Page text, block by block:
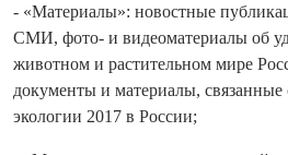
- «Материалы»: новостные
СМИ, фото- и видеоматериалы об
животном и растительном мире
документы и материалы, связанные
экологии 2017 в России;